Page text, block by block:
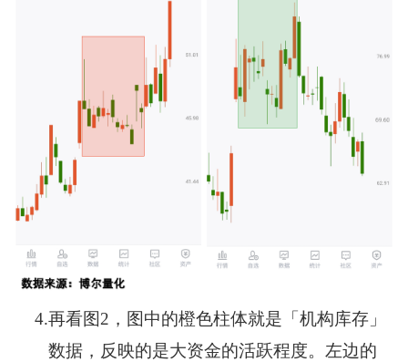
4.再看图2，图中的橙色柱体就是「机构库存」
数据，反映的是大资金的活跃程度。左边的